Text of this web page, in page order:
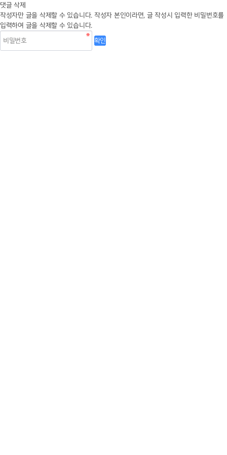
댓글 삭제
작성자만 글을 삭제할 수 있습니다. 작성자 본인이라면, 글 작성시 입력한 비밀번호를
입력하여 글을 삭제할 수 있습니다.